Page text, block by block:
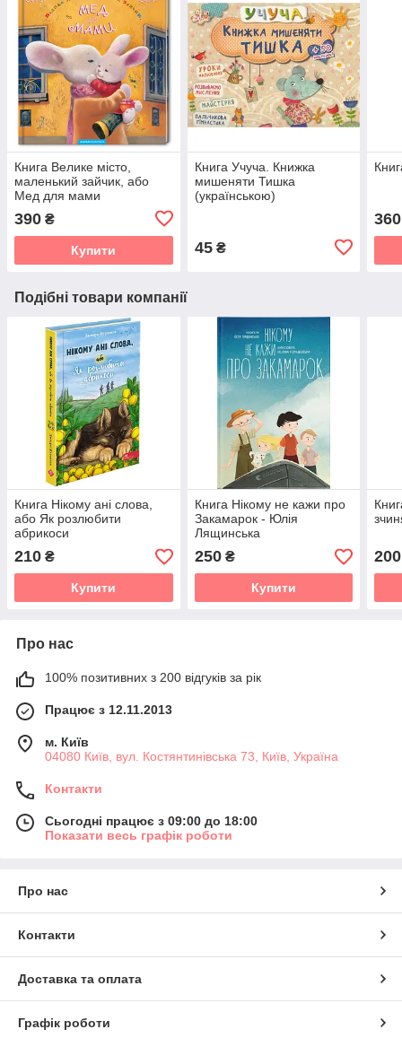
Книга Велике місто,
маленький зайчик, або
Мед для мами
390 ₴
Купити
Книга Учуча. Книжка
мишеняти Тишка
(українською)
45₴
360
Подібні товари компанії
Книга Нікому ані слова,
або Як розлюбити
абрикоси
210 ₴
Купити
Книга Нікому не кажи про
Закамарок - Юлія
Лящинська
250₴
Купити
200
Про нас
100% позитивних з 200 відгуків за рік
Працює з 12.11.2013
м. Київ
04080 Київ, вул. Костянтинівська 73, Київ, Україна
Контакти
Сьогодні працює з 09:00 до 18:00
Показати весь графік роботи
Про нас
Контакти
Доставка та оплата
Графік роботи